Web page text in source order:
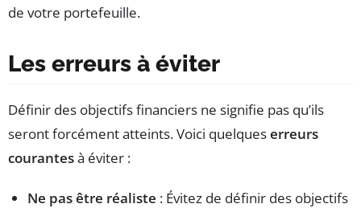
de votre portefeuille.
Les erreurs à éviter
Définir des objectifs financiers ne signifie pas qu’ils
seront forcément atteints. Voici quelqueserreurs
courantesà éviter :
Ne pas être réaliste : Évitez de définir des objectifs